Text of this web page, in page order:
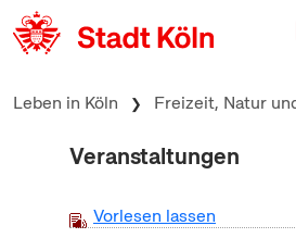
zum Inhalt springen
Leben in Köln Freizeit, Natur
Veranstaltungen
Vorlesen lassen